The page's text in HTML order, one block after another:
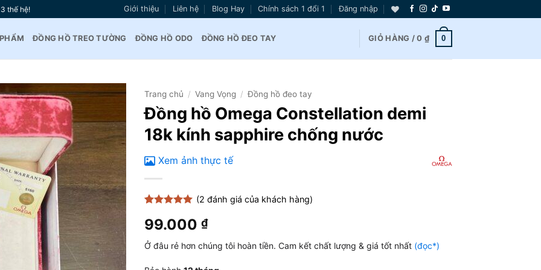
thế hệ! Giới thiệu Liên hệ Blog Hay Chính sách 1 đổi 1 Đăng nhập
ĐỒNG HỒ TREO TƯỜNG ĐỒNG HỒ ODO ĐỒNG HỒ ĐEO TAY GIỎ HÀNG /0 ₫ 0
Thêm
vào
yêu
thích
Trang chủ / Vang Vọng / Đồng hồ đeo tay
Đồng hồ Omega Constellation demi
18k kính sapphire chống nước
Xem ảnh thực tế
dựa trên
đánh giá
(2 đánh giá của khách hàng)
99.000 ₫
Ở đâu rẻ hơn chúng tôi hoàn tiền. Cam kết chất lượng & giá tốt nhất (đọc*)